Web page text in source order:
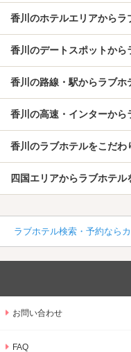
香川のホテルエリアからラ
香川のデートスポットから
香川の路線・駅からラブホ
香川の高速・インターから
香川のラブホテルをこだわ
四国エリアからラブホテル
ラブホテル検索・予約なら
お問い合わせ
FAQ